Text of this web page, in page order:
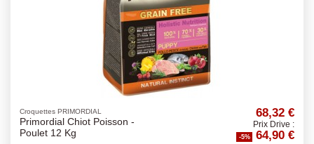
Croquettes PRIMORDIAL
Primordial Chiot Poisson -
Poulet 12 Kg
68,32 €
Prix Drive :
-5% 64,90 €